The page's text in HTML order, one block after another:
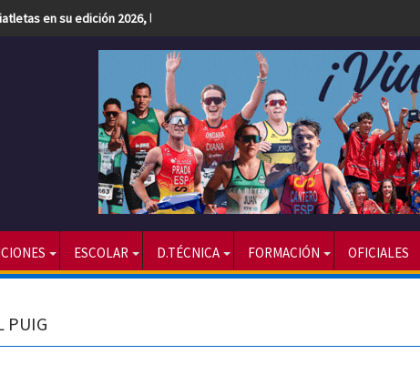
en su edición 2026, la más numerosa hasta la fecha
ESCOLAR D.TÉCNICA FORMACIÓN OFICIALES
PUIG